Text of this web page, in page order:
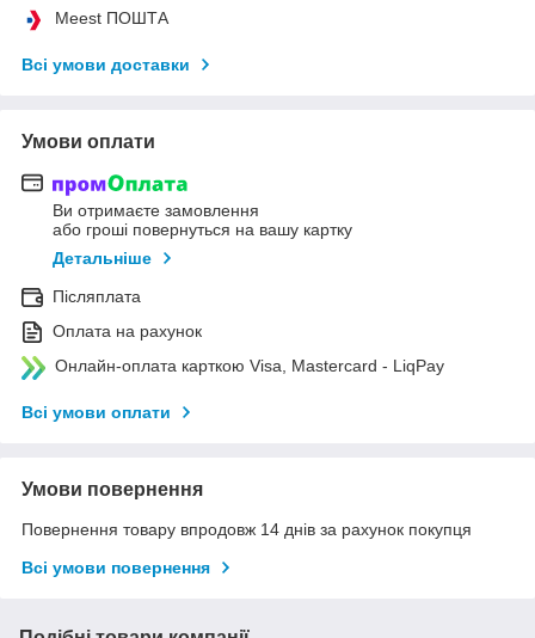
Meest ПОШТА
Всі умови доставки
Умови оплати
Ви отримаєте замовлення
або гроші повернуться на вашу картку
Детальніше
Післяплата
Оплата на рахунок
Онлайн-оплата карткою Visa, Mastercard - LiqPay
Всі умови оплати
Умови повернення
Повернення товару впродовж 14 днів за рахунок покупця
Всі умови повернення